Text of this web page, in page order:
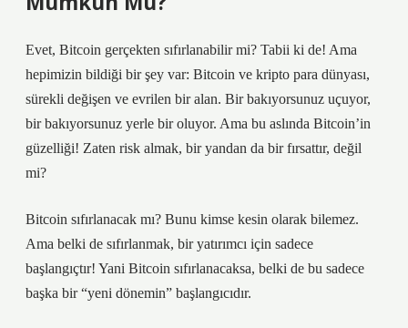
Evet, Bitcoin gerçekten sıfırlanabilir mi? Tabii ki de! Ama
hepimizin bildiği bir şey var: Bitcoin ve kripto para dünyası,
sürekli değişen ve evrilen bir alan. Bir bakıyorsunuz uçuyor,
bir bakıyorsunuz yerle bir oluyor. Ama bu aslında Bitcoin’in
güzelliği! Zaten risk almak, bir yandan da bir fırsattır, değil
mi?
Bitcoin sıfırlanacak mı? Bunu kimse kesin olarak bilemez.
Ama belki de sıfırlanmak, bir yatırımcı için sadece
başlangıçtır! Yani Bitcoin sıfırlanacaksa, belki de bu sadece
başka bir “yeni dönemin” başlangıcıdır.